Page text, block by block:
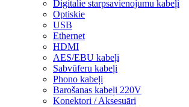
Digitalie starpsavienojumu kabeļi
Optiskie
USB
Ethernet
HDMI
AES/EBU kabeļi
Sabvūferu kabeļi
Phono kabeļi
Barošanas kabeļi 220V
Konektori / Aksesuāri